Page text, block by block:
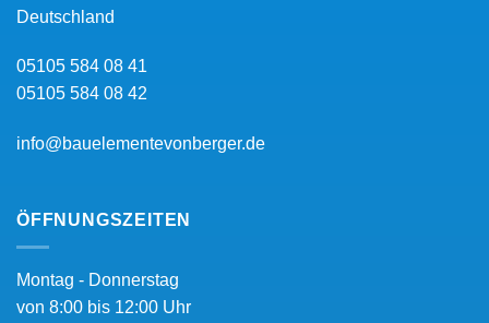
Deutschland
05105 584 08 41
05105 584 08 42
info@bauelementevonberger.de
ÖFFNUNGSZEITEN
Montag - Donnerstag
von 8:00 bis 12:00 Uhr